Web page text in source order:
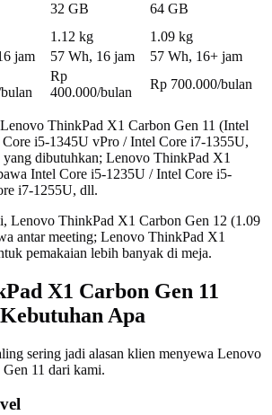
32 GB
64 GB
1.12 kg
1.09 kg
jam 57 Wh, 16 jam
57 Wh, 16+ jam
Rp
400.000/bulan
Rp 700.000/bulan
ThinkPad X1 Carbon Gen 11 (Intel
i5-1345U vPro / Intel Core i7-1355U,
dibutuhkan; Lenovo ThinkPad X1
Intel Core i5-1235U / Intel Core i5-
i7-1255U, dll.
Lenovo ThinkPad X1 Carbon Gen 12 (1.09
antar meeting; Lenovo ThinkPad X1
pemakaian lebih banyak di meja.
X1 Carbon Gen 11
Apa
sering jadi alasan klien menyewa Lenovo
11 dari kami.